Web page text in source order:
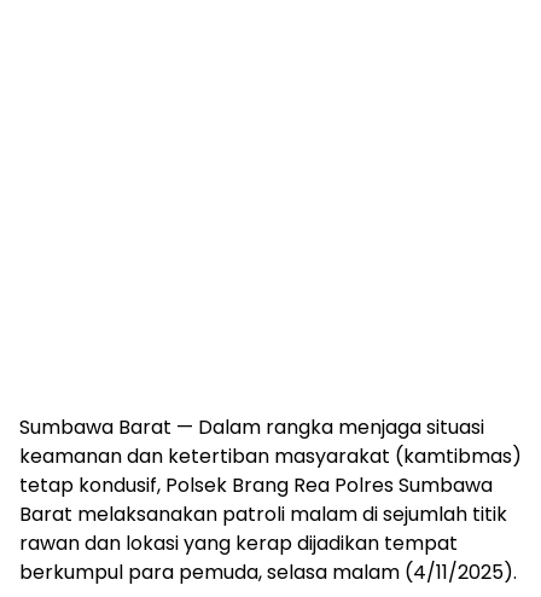
Sumbawa Barat — Dalam rangka menjaga situasi
keamanan dan ketertiban masyarakat (kamtibmas)
tetap kondusif, Polsek Brang Rea Polres Sumbawa
Barat melaksanakan patroli malam di sejumlah titik
rawan dan lokasi yang kerap dijadikan tempat
berkumpul para pemuda, selasa malam (4/11/2025).